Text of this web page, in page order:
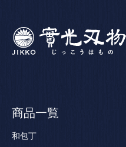
商品一覧
和包丁